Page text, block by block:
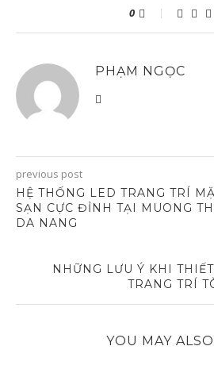
0
PHẠM NGỌC
previous post
HỆ THỐNG LED TRANG TRÍ
SẠN CỰC ĐỈNH TẠI MUONG
DA NANG
NHỮNG LƯU Ý KHI
TRANG TRÍ
YOU MAY